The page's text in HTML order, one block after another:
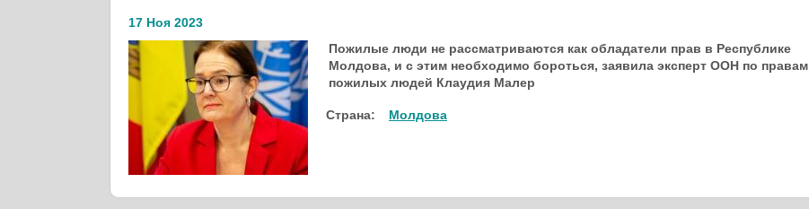
17 Ноя 2023
Пожилые люди не рассматриваются как обладатели прав в Республике
Молдова, и с этим необходимо бороться, заявила эксперт ООН по правам
пожилых людей Клаудия Малер
Страна: Молдова